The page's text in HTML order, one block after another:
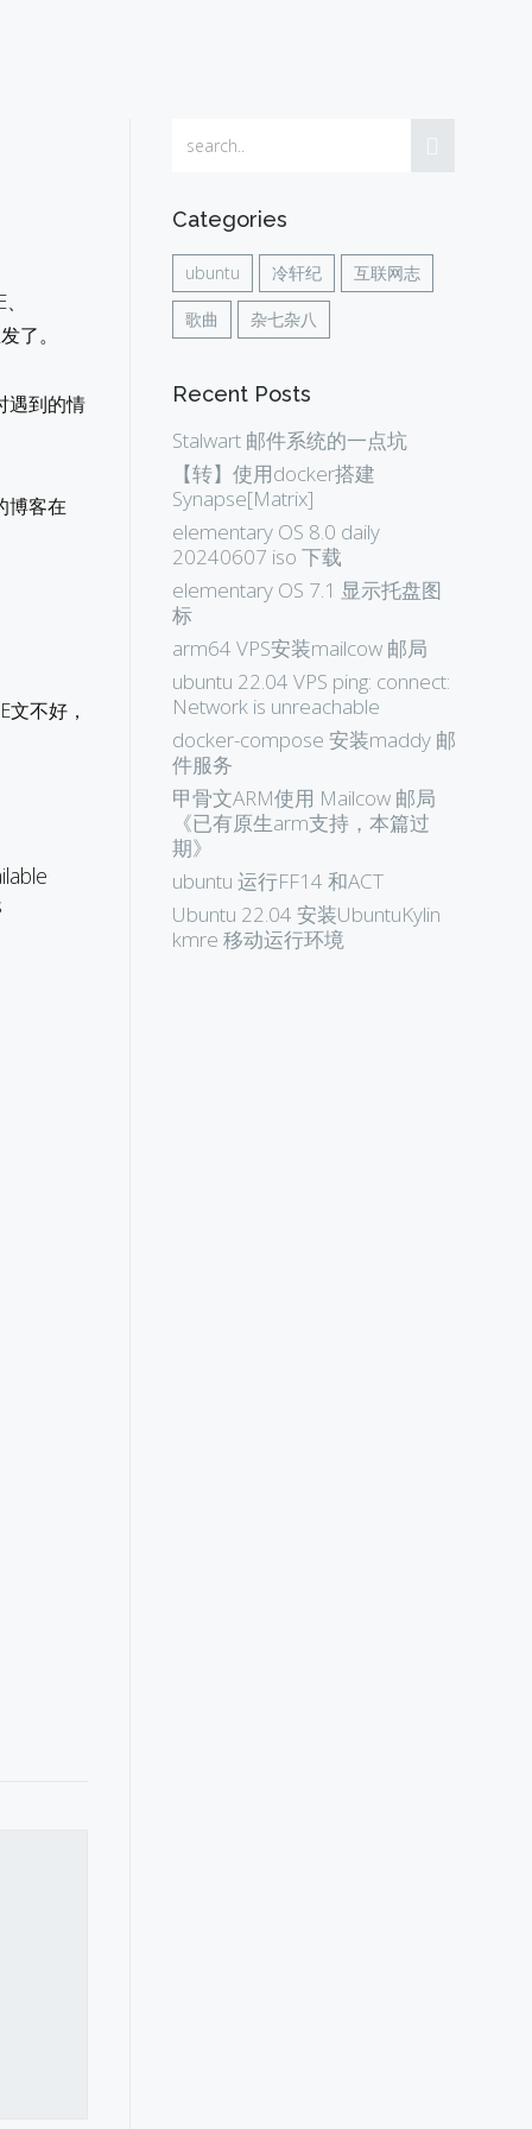
了。
遇到的情
博客在
不好，
Categories
ubuntu 冷轩纪 互联网志
歌曲 杂七杂八
Recent Posts
Stalwart 邮件系统的一点坑
【转】使用docker搭建
Synapse[Matrix]
elementary OS 8.0 daily
20240607 iso 下载
elementary OS 7.1 显示托盘图
标
arm64 VPS安装mailcow 邮局
ubuntu 22.04 VPS ping: connect:
Network is unreachable
docker-compose 安装maddy 邮
件服务
甲骨文ARM使用 Mailcow 邮局
《已有原生arm支持，本篇过
期》
ubuntu 运行FF14 和ACT
Ubuntu 22.04 安装UbuntuKylin
kmre 移动运行环境